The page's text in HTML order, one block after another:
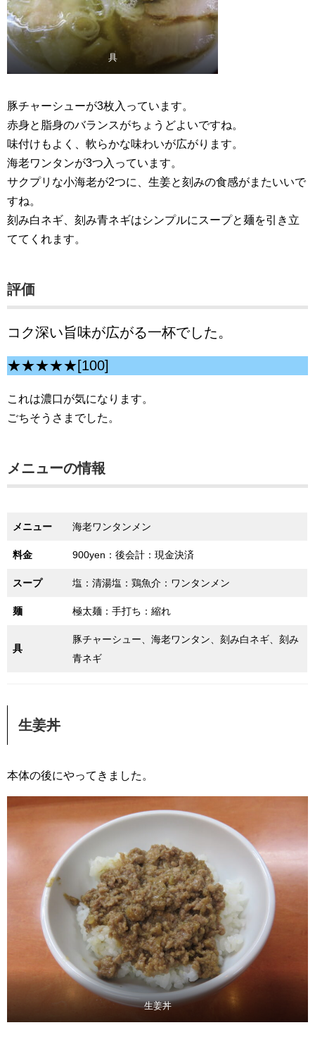
具
豚チャーシューが3枚入っています。
赤身と脂身のバランスがちょうどよいですね。
味付けもよく、軟らかな味わいが広がります。
海老ワンタンが3つ入っています。
サクプリな小海老が2つに、生姜と刻みの食感がまたいいで
すね。
刻み白ネギ、刻み青ネギはシンプルにスープと麺を引き立
ててくれます。
評価
コク深い旨味が広がる一杯でした。
★★★★★[100]
これは濃口が気になります。
ごちそうさまでした。
メニューの情報
メニュー 海老ワンタンメン
料金 900yen：後会計：現金決済
スープ 塩：清湯塩：鶏魚介：ワンタンメン
麺 極太麺：手打ち：縮れ
具
豚チャーシュー、海老ワンタン、刻み白ネギ、刻み
青ネギ
生姜丼
本体の後にやってきました。
生姜丼